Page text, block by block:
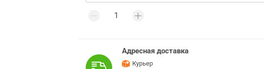
Адресная доставка
Курьер